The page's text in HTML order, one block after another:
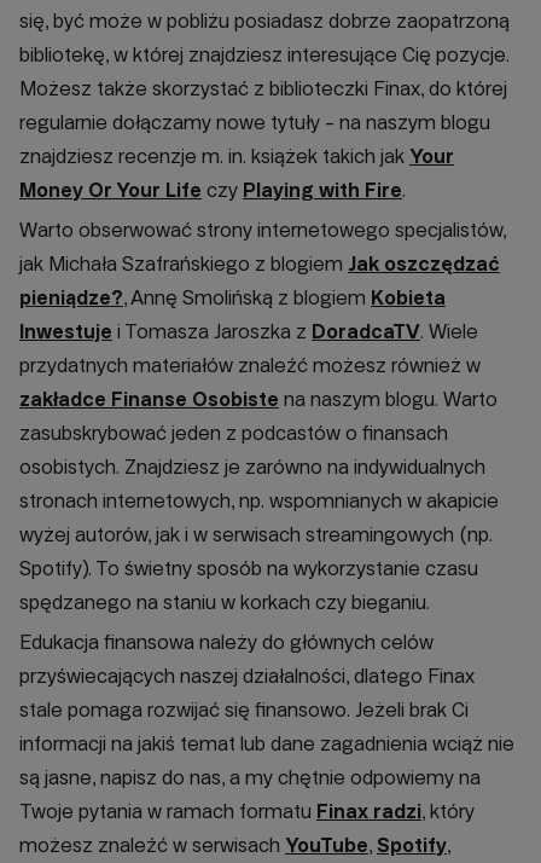
się, być może w pobliżu posiadasz dobrze zaopatrzoną
bibliotekę, w której znajdziesz interesujące Cię pozycje.
Możesz także skorzystać z biblioteczki Finax, do której
regularnie dołączamy nowe tytuły - na naszym blogu
znajdziesz recenzje m. in. książek takich jak Your
Money Or Your Life czy Playing with Fire.
Warto obserwować strony internetowego specjalistów,
jak Michała Szafrańskiego z blogiem Jak oszczędzać
pieniądze?, Annę Smolińską z blogiem Kobieta
Inwestuje i Tomasza Jaroszka z DoradcaTV. Wiele
przydatnych materiałów znaleźć możesz również w
zakładce Finanse Osobiste na naszym blogu. Warto
zasubskrybować jeden z podcastów o finansach
osobistych. Znajdziesz je zarówno na indywidualnych
stronach internetowych, np. wspomnianych w akapicie
wyżej autorów, jak i w serwisach streamingowych (np.
Spotify). To świetny sposób na wykorzystanie czasu
spędzanego na staniu w korkach czy bieganiu.
Edukacja finansowa należy do głównych celów
przyświecających naszej działalności, dlatego Finax
stale pomaga rozwijać się finansowo. Jeżeli brak Ci
informacji na jakiś temat lub dane zagadnienia wciąż nie
są jasne, napisz do nas, a my chętnie odpowiemy na
Twoje pytania w ramach formatu Finax radzi, który
możesz znaleźć w serwisach YouTube, Spotify,